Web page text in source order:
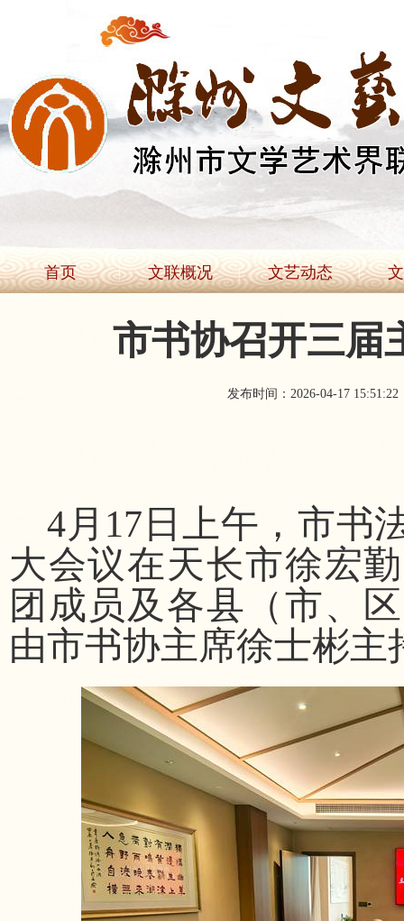
首页 文联概况 文艺动态
市书协召开三届
发布时间：2026-04-17 15:51:22
4月17日上午，市书
大会议在天长市徐宏
团成员及各县（市、
由市书协主席徐士彬主